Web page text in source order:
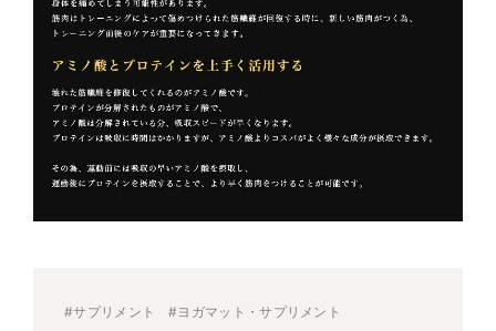
#サプリメント #ヨガマット・サプリメント